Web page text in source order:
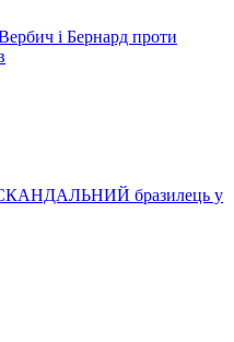
і Бернард проти
бразилець у